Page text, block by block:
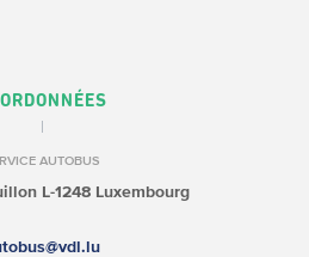
AUTOBUS
L-1248 Luxembourg